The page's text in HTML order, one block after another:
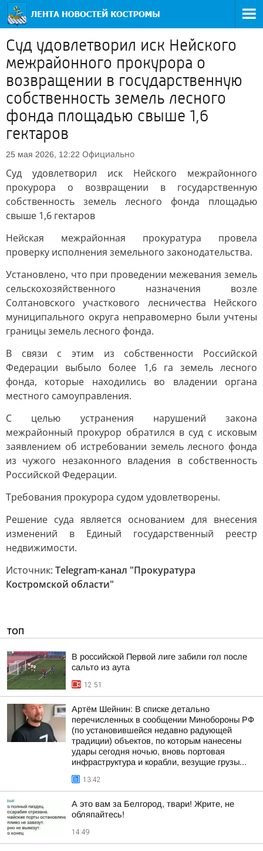
Суд удовлетворил иск Нейского
межрайонного прокурора о
возвращении в государственную
собственность земель лесного
фонда площадью свыше 1,6
гектаров
25 мая 2026, 12:22 Официально
Суд удовлетворил иск Нейского межрайонного
прокурора о возвращении в государственную
собственность земель лесного фонда площадью
свыше 1,6 гектаров
Нейская межрайонная прокуратура провела
проверку исполнения земельного законодательства.
Установлено, что при проведении межевания земель
сельскохозяйственного назначения возле
Солтановского участкового лесничества Нейского
муниципального округа неправомерно были учтены
границы земель лесного фонда.
В связи с этим из собственности Российской
Федерации выбыло более 1,6 га земель лесного
фонда, которые находились во владении органа
местного самоуправления.
С целью устранения нарушений закона
межрайонный прокурор обратился в суд с исковым
заявлением об истребовании земель лесного фонда
из чужого незаконного владения в собственность
Российской Федерации.
Требования прокурора судом удовлетворены.
Решение суда является основанием для внесения
изменений в Единый государственный реестр
недвижимости.
Источник: Telegram-канал "Прокуратура
Костромской области"
ТОП
В российской Первой лиге забили гол после
сальто из аута
12:51
Артём Шейнин: В списке детально
перечисленных в сообщении Минобороны РФ
(по установившейся недавно радующей
традиции) объектов, по которым нанесены
удары сегодня ночью, вновь портовая
инфраструктура и корабли, везущие грузы...
13:42
А это вам за Белгород, твари! Жрите, не
обляпайтесь!
14:49